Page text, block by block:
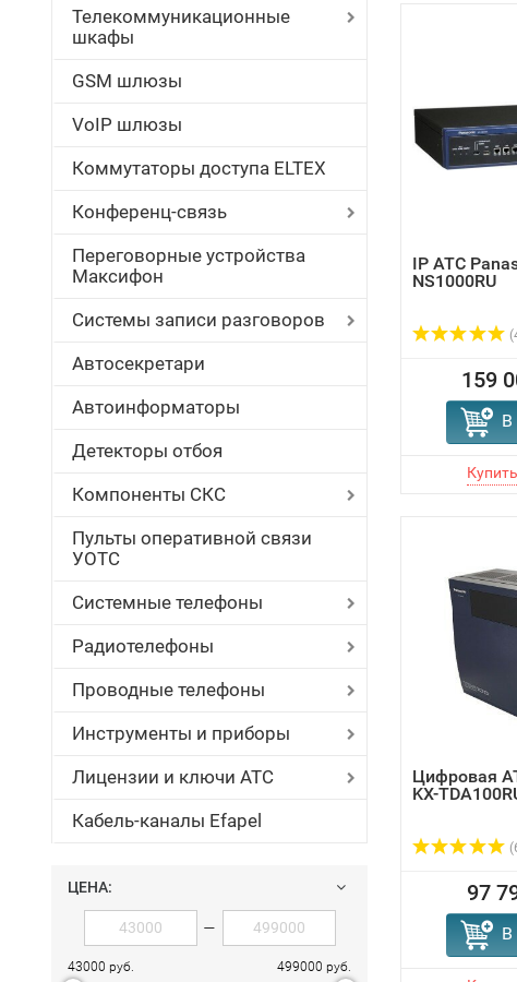
Телекоммуникационные
шкафы
GSM шлюзы
VoIP шлюзы
Коммутаторы доступа ELTEX
Конференц-связь
Переговорные устройства
Максифон
Системы записи разговоров
Автосекретари
Автоинформаторы
Детекторы отбоя
Компоненты СКС
Пульты оперативной связи
УОТС
Системные телефоны
Радиотелефоны
Проводные телефоны
Инструменты и приборы
Лицензии и ключи АТС
Кабель-каналы Efapel
ЦЕНА:
—
43000 руб. 499000 руб.
IP АТС
NS1000RU
159
В
Цифровая
KX-
97
В